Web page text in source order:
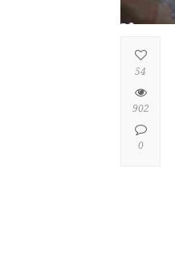
54
902
0